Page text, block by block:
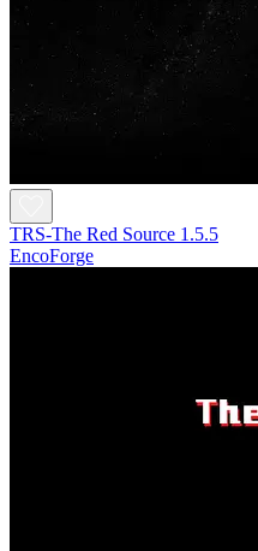
TRS-The Red Source 1.5.5
EncoForge